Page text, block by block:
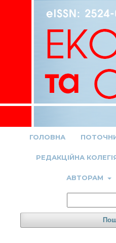
ГОЛОВНА
РЕДАКЦІЙНА
АВТОРАМ